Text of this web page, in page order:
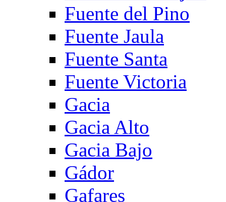
Fuente del Pino
Fuente Jaula
Fuente Santa
Fuente Victoria
Gacia
Gacia Alto
Gacia Bajo
Gádor
Gafares